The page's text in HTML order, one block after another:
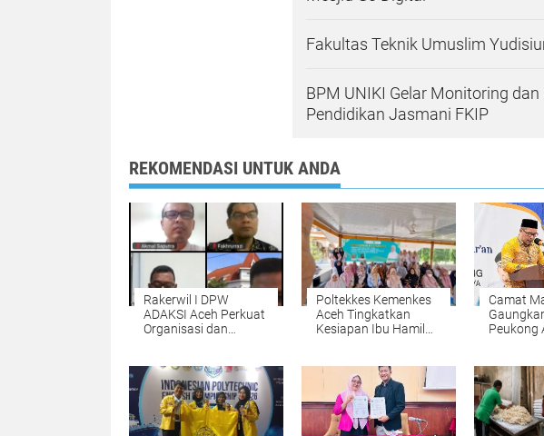
Fakultas Teknik Umuslim
BPM UNIKI Gelar Monitoring
Pendidikan Jasmani FKIP
REKOMENDASI UNTUK ANDA
Rakerwil I DPW
ADAKSI Aceh Perkuat
Organisasi dan
Poltekkes Kemenkes
Aceh Tingkatkan
Kesiapan Ibu Hamil
Persalinan Berbasis
Kearifan Lokal
Camat
Peukong